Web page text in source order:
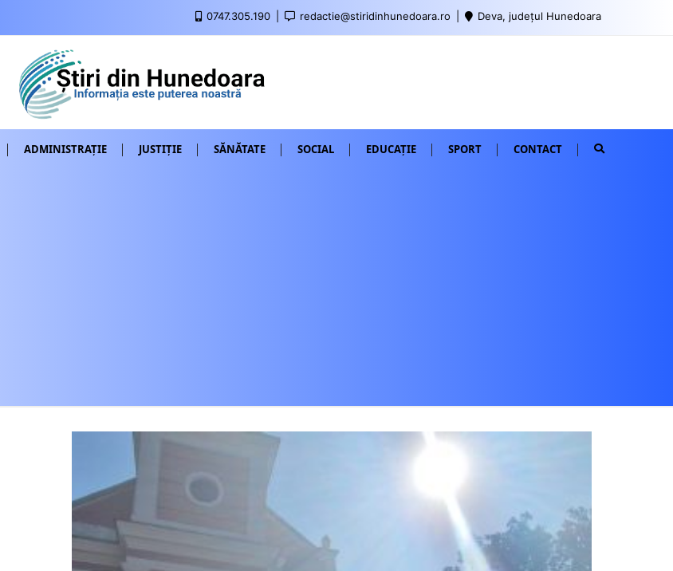
0747.305.190 redactie@stiridinhunedoara.ro Deva, județul Hunedoara
ADMINISTRAȚIE JUSTIȚIE SĂNĂTATE SOCIAL EDUCAȚIE SPORT CONTACT